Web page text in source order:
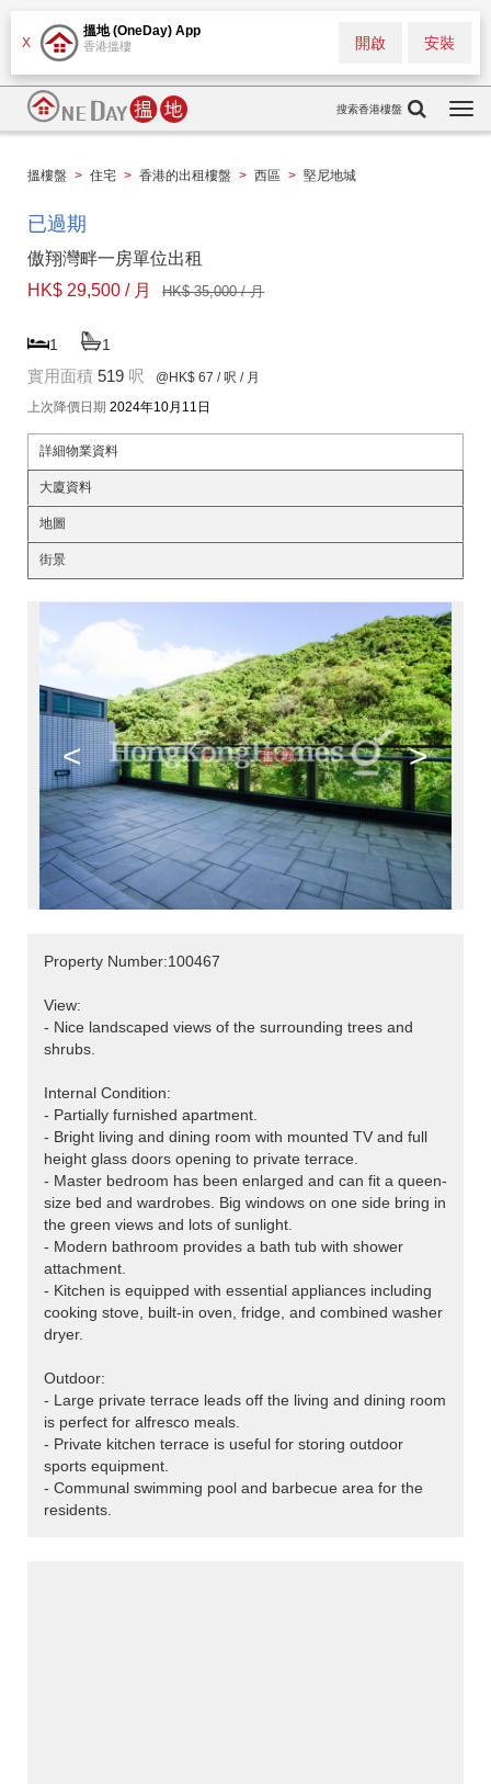
X
搵地 (OneDay) App
香港搵樓 安裝
開啟
搜索香港樓盤
搵樓盤 > 住宅 > 香港的出租樓盤 > 西區 > 堅尼地城
已過期
傲翔灣畔一房單位出租
HK$ 29,500 / 月
HK$ 35,000 / 月
1 1
實用面積 519 呎 @HK$ 67 / 呎 / 月
上次降價日期 2024年10月11日
詳細物業資料
大廈資料
地圖
街景
< >
Property Number:100467
View:
- Nice landscaped views of the surrounding trees and
shrubs.
Internal Condition:
- Partially furnished apartment.
- Bright living and dining room with mounted TV and full
height glass doors opening to private terrace.
- Master bedroom has been enlarged and can fit a queen-
size bed and wardrobes. Big windows on one side bring in
the green views and lots of sunlight.
- Modern bathroom provides a bath tub with shower
attachment.
- Kitchen is equipped with essential appliances including
cooking stove, built-in oven, fridge, and combined washer
dryer.
Outdoor:
- Large private terrace leads off the living and dining room
is perfect for alfresco meals.
- Private kitchen terrace is useful for storing outdoor
sports equipment.
- Communal swimming pool and barbecue area for the
residents.